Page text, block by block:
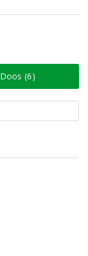
Doos (6)